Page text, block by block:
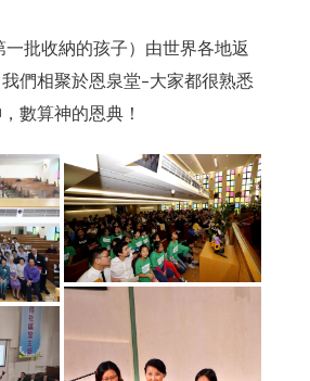
一批收納的孩子）由世界各地返
們相聚於恩泉堂-大家都很熟悉
數算神的恩典！